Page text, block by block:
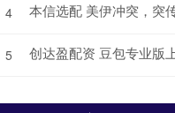
4 本信选配 美伊冲突，突
5 创达盈配资 豆包专业版